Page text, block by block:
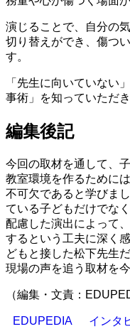
演じることで、自分の
切り替えができ、傷つ
す。
「先生に向いていない
事術」を知っていただき
編集後記
今回の取材を通して、
教室環境を作るために
不可欠であると学びま
ている子どもだけでな
配慮した演出によって
するという工夫に深く
どもと接した松下先生
現場の声を追う取材を
（編集・文責：
EDUPEDIA インタ